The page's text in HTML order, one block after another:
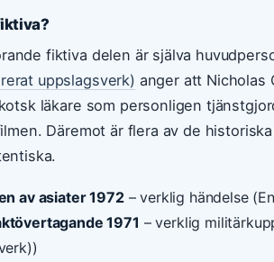
fiktiva delen är själva
uppslagsverk) anger att Nicholas
läkare som personligen
Däremot är flera av de
av asiater 1972– verklig händelse
1971 – verklig